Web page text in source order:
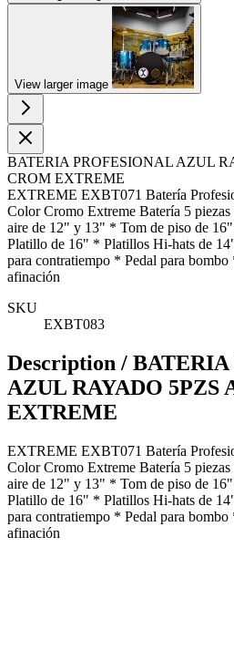
View larger image
BATERIA PROFESIONAL AZUL
CROM EXTREME
EXTREME EXBT071 Batería
Color Cromo Extreme Batería 5
aire de 12" y 13" * Tom de piso de
Platillo de 16" * Platillos Hi-hats de
para contratiempo * Pedal para
afinación
SKU
EXBT083
Description / BATERIA
AZUL RAYADO 5PZS
EXTREME
EXTREME EXBT071 Batería
Color Cromo Extreme Batería 5
aire de 12" y 13" * Tom de piso de
Platillo de 16" * Platillos Hi-hats de
para contratiempo * Pedal para
afinación